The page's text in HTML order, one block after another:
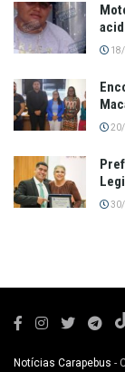
30/
Notícias Carapebus -